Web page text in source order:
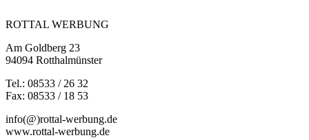
ROTTAL WERBUNG
Am Goldberg 23
94094 Rotthalmünster
Tel.: 08533 / 26 32
Fax: 08533 / 18 53
info(@)rottal-werbung.de
www.rottal-werbung.de